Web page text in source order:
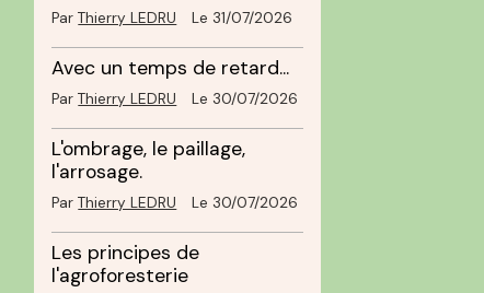
ParThierry LEDRU Le 31/07/2026
Avec un temps de retard...
ParThierry LEDRU Le 30/07/2026
L'ombrage, le paillage,
l'arrosage.
ParThierry LEDRU Le 30/07/2026
Les principes de
l'agroforesterie